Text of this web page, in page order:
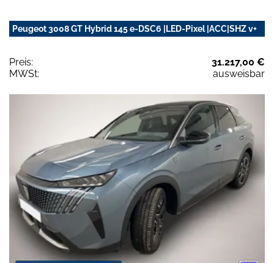
Peugeot 3008 GT Hybrid 145 e-DSC6 |LED-Pixel |ACC|SHZ v+
Preis:
31.217,00 €
MWSt:
ausweisbar